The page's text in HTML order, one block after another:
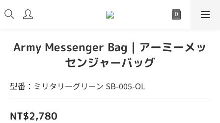
Army Messenger Bag｜アーミーメッ
センジャーバッグ
型番：ミリタリーグリーン SB-005-OL
NT$2,780